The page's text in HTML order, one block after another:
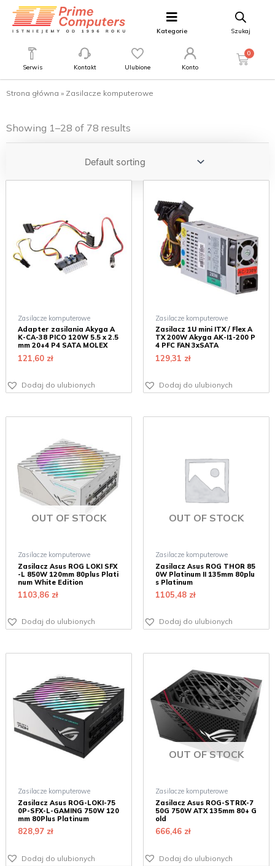
Kategorie Szukaj
Serwis Kontakt Ulubione Konto
0
Strona główna » Zasilacze komputerowe
Showing 1–28 of 78 results
Zasilacze komputerowe
Adapter zasilania Akyga A
K-CA-38 PICO 120W 5.5 x 2.5
mm 20+4 P4 SATA MOLEX
121,60 zł
Dodaj do ulubionych
Zasilacze komputerowe
Zasilacz 1U mini ITX / Flex A
TX 200W Akyga AK-I1-200 P
4 PFC FAN 3xSATA
129,31 zł
Dodaj do ulubionych
OUT OF STOCK
Zasilacze komputerowe
Zasilacz Asus ROG LOKI SFX
-L 850W 120mm 80plus Plati
num White Edition
1103,86 zł
Dodaj do ulubionych
OUT OF STOCK
Zasilacze komputerowe
Zasilacz Asus ROG THOR 85
0W Platinum II 135mm 80plu
s Platinum
1105,48 zł
Dodaj do ulubionych
Zasilacze komputerowe
Zasilacz Asus ROG-LOKI-75
0P-SFX-L-GAMING 750W 120
mm 80Plus Platinum
828,97 zł
Dodaj do ulubionych
OUT OF STOCK
Zasilacze komputerowe
Zasilacz Asus ROG-STRIX-7
50G 750W ATX 135mm 80+ G
old
666,46 zł
Dodaj do ulubionych